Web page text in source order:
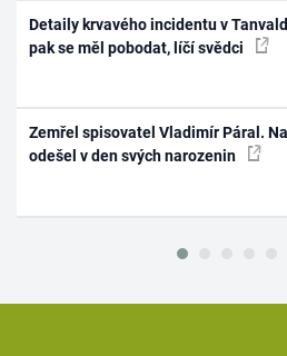
Detaily krvavého incidentu v
pak se měl pobodat, líčí svědci
Zemřel spisovatel Vladimír Páral.
odešel v den svých narozenin